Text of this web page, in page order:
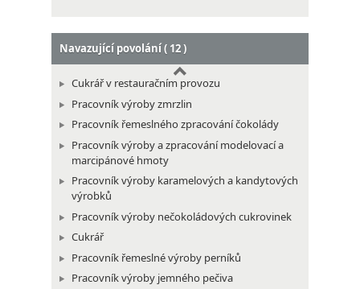
Navazující povolání ( 12 )
Cukrář v restauračním provozu
Pracovník výroby zmrzlin
Pracovník řemeslného zpracování čokolády
Pracovník výroby a zpracování modelovací a
marcipánové hmoty
Pracovník výroby karamelových a kandytových
výrobků
Pracovník výroby nečokoládových cukrovinek
Cukrář
Pracovník řemeslné výroby perníků
Pracovník výroby jemného pečiva